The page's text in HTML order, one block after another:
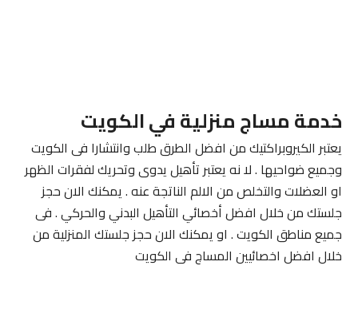
خدمة مساج منزلية في الكويت
يعتبر الكيروبراكتيك من افضل الطرق طلب وانتشارا فى الكويت
وجميع ضواحيها . لا نه يعتبر تأهيل يدوى وتحريك لفقرات الظهر
او العضلات والتخلص من الالم الناتجة عنه . يمكنك الان حجز
جلستك من خلال افضل أخصائي التأهيل البدني والحركي . فى
جميع مناطق الكويت . او يمكنك الان حجز جلستك المنزلية من
خلال افضل اخصائيين المساج فى الكويت